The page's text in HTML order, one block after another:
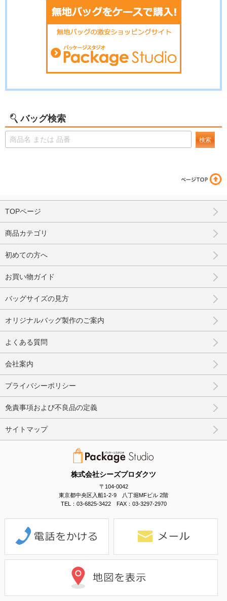
バッグ検索
検索
株式会社シーズプロダクツ
〒104-0042
東京都中央区入船1-2-9 八丁堀MFビル 2階
TEL：03-6825-3422 FAX：03-3297-2970
TOPページ
商品カテゴリ
初めての方へ
お買い物ガイド
バッグサイズの見方
オリジナルバッグ製作のご案内
よくある質問
会社案内
プライバシーポリシー
免責事項および不良品の定義
サイトマップ